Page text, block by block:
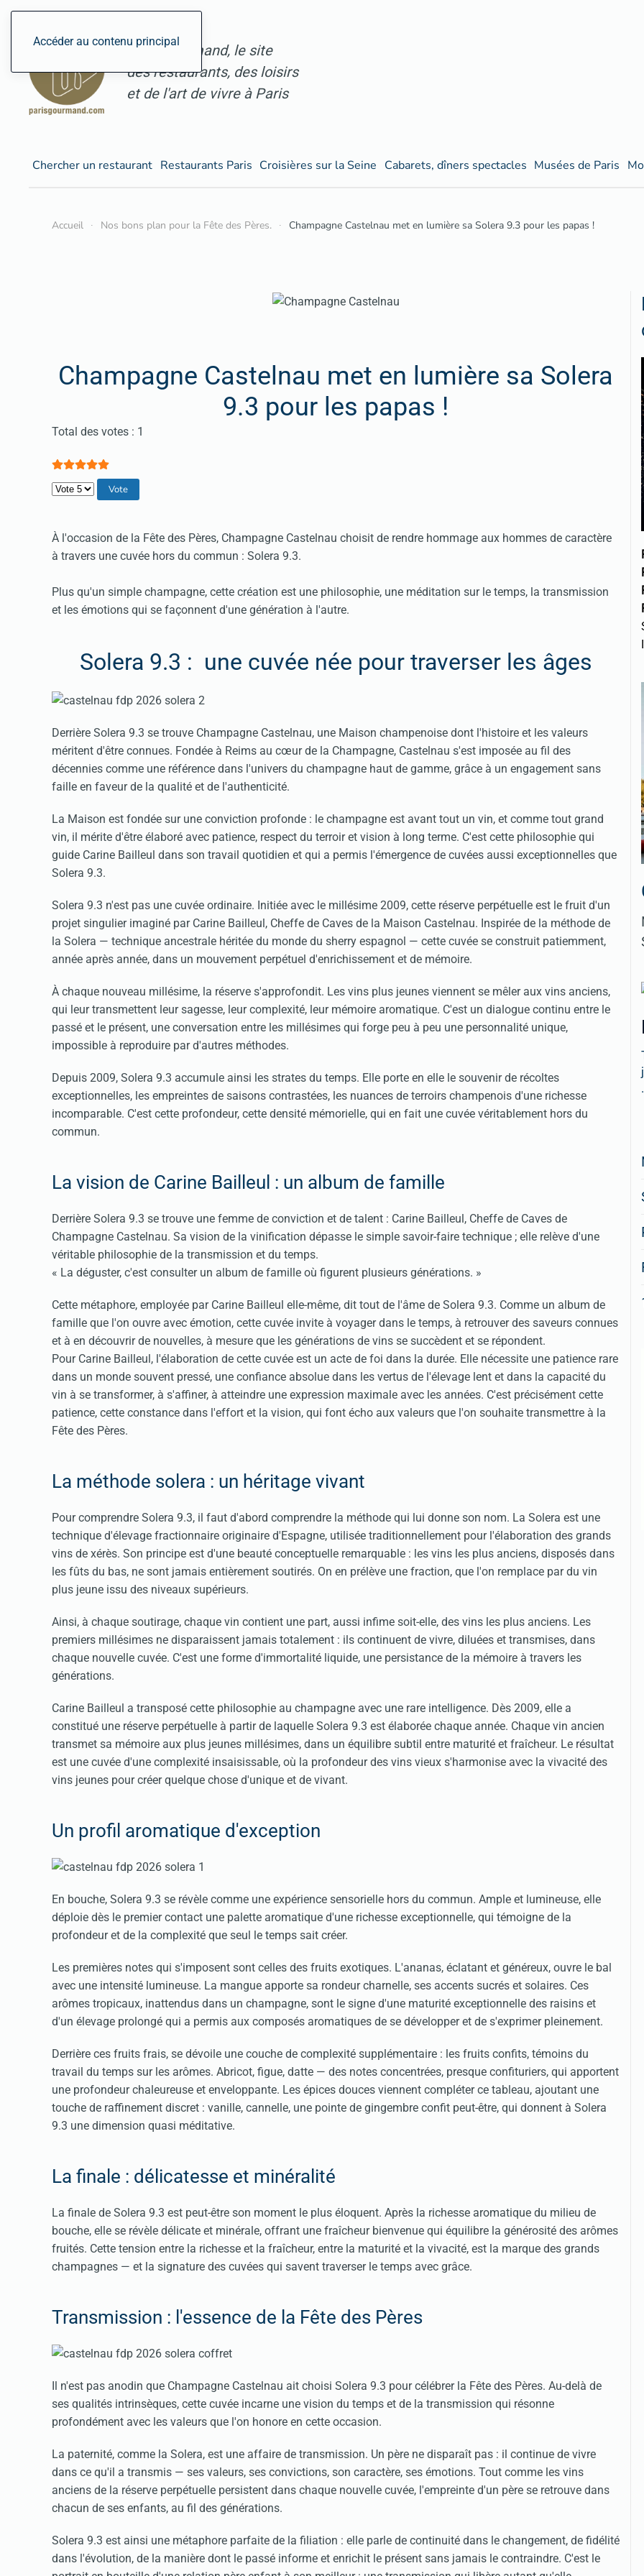
Accéder au contenu principal
ParisGourmand, le site
des restaurants, des loisirs
et de l'art de vivre à Paris
Chercher un restaurant Restaurants Paris Croisières sur la Seine Cabarets, dîners spectacles Musées de Paris
Accueil Nos bons plan pour la Fête des Pères. Champagne Castelnau met en lumière sa Solera 9.3 pour les papas !
Champagne Castelnau met en lumière sa Solera
9.3 pour les papas !
Vote utilisateur:5/
Total des votes : 1
Veuillez voter
À l'occasion de la Fête des Pères, Champagne Castelnau choisit de rendre hommage aux hommes de caractère
à travers une cuvée hors du commun : Solera 9.3.
Plus qu'un simple champagne, cette création est une philosophie, une méditation sur le temps, la transmission
et les émotions qui se façonnent d'une génération à l'autre.
Solera 9.3 : une cuvée née pour traverser les âges
Derrière Solera 9.3 se trouve Champagne Castelnau, une Maison champenoise dont l'histoire et les valeurs
méritent d'être connues. Fondée à Reims au cœur de la Champagne, Castelnau s'est imposée au fil des
décennies comme une référence dans l'univers du champagne haut de gamme, grâce à un engagement sans
faille en faveur de la qualité et de l'authenticité.
La Maison est fondée sur une conviction profonde : le champagne est avant tout un vin, et comme tout grand
vin, il mérite d'être élaboré avec patience, respect du terroir et vision à long terme. C'est cette philosophie qui
guide Carine Bailleul dans son travail quotidien et qui a permis l'émergence de cuvées aussi exceptionnelles que
Solera 9.3.
Solera 9.3 n'est pas une cuvée ordinaire. Initiée avec le millésime 2009, cette réserve perpétuelle est le fruit d'un
projet singulier imaginé par Carine Bailleul, Cheffe de Caves de la Maison Castelnau. Inspirée de la méthode de
la Solera — technique ancestrale héritée du monde du sherry espagnol — cette cuvée se construit patiemment,
année après année, dans un mouvement perpétuel d'enrichissement et de mémoire.
À chaque nouveau millésime, la réserve s'approfondit. Les vins plus jeunes viennent se mêler aux vins anciens,
qui leur transmettent leur sagesse, leur complexité, leur mémoire aromatique. C'est un dialogue continu entre le
passé et le présent, une conversation entre les millésimes qui forge peu à peu une personnalité unique,
impossible à reproduire par d'autres méthodes.
Depuis 2009, Solera 9.3 accumule ainsi les strates du temps. Elle porte en elle le souvenir de récoltes
exceptionnelles, les empreintes de saisons contrastées, les nuances de terroirs champenois d'une richesse
incomparable. C'est cette profondeur, cette densité mémorielle, qui en fait une cuvée véritablement hors du
commun.
La vision de Carine Bailleul : un album de famille
Derrière Solera 9.3 se trouve une femme de conviction et de talent : Carine Bailleul, Cheffe de Caves de
Champagne Castelnau. Sa vision de la vinification dépasse le simple savoir-faire technique ; elle relève d'une
véritable philosophie de la transmission et du temps.
« La déguster, c'est consulter un album de famille où figurent plusieurs générations. »
Cette métaphore, employée par Carine Bailleul elle-même, dit tout de l'âme de Solera 9.3. Comme un album de
famille que l'on ouvre avec émotion, cette cuvée invite à voyager dans le temps, à retrouver des saveurs connues
et à en découvrir de nouvelles, à mesure que les générations de vins se succèdent et se répondent.
Pour Carine Bailleul, l'élaboration de cette cuvée est un acte de foi dans la durée. Elle nécessite une patience rare
dans un monde souvent pressé, une confiance absolue dans les vertus de l'élevage lent et dans la capacité du
vin à se transformer, à s'affiner, à atteindre une expression maximale avec les années. C'est précisément cette
patience, cette constance dans l'effort et la vision, qui font écho aux valeurs que l'on souhaite transmettre à la
Fête des Pères.
La méthode solera : un héritage vivant
Pour comprendre Solera 9.3, il faut d'abord comprendre la méthode qui lui donne son nom. La Solera est une
technique d'élevage fractionnaire originaire d'Espagne, utilisée traditionnellement pour l'élaboration des grands
vins de xérès. Son principe est d'une beauté conceptuelle remarquable : les vins les plus anciens, disposés dans
les fûts du bas, ne sont jamais entièrement soutirés. On en prélève une fraction, que l'on remplace par du vin
plus jeune issu des niveaux supérieurs.
Ainsi, à chaque soutirage, chaque vin contient une part, aussi infime soit-elle, des vins les plus anciens. Les
premiers millésimes ne disparaissent jamais totalement : ils continuent de vivre, diluées et transmises, dans
chaque nouvelle cuvée. C'est une forme d'immortalité liquide, une persistance de la mémoire à travers les
générations.
Carine Bailleul a transposé cette philosophie au champagne avec une rare intelligence. Dès 2009, elle a
constitué une réserve perpétuelle à partir de laquelle Solera 9.3 est élaborée chaque année. Chaque vin ancien
transmet sa mémoire aux plus jeunes millésimes, dans un équilibre subtil entre maturité et fraîcheur. Le résultat
est une cuvée d'une complexité insaisissable, où la profondeur des vins vieux s'harmonise avec la vivacité des
vins jeunes pour créer quelque chose d'unique et de vivant.
Un profil aromatique d'exception
En bouche, Solera 9.3 se révèle comme une expérience sensorielle hors du commun. Ample et lumineuse, elle
déploie dès le premier contact une palette aromatique d'une richesse exceptionnelle, qui témoigne de la
profondeur et de la complexité que seul le temps sait créer.
Les premières notes qui s'imposent sont celles des fruits exotiques. L'ananas, éclatant et généreux, ouvre le bal
avec une intensité lumineuse. La mangue apporte sa rondeur charnelle, ses accents sucrés et solaires. Ces
arômes tropicaux, inattendus dans un champagne, sont le signe d'une maturité exceptionnelle des raisins et
d'un élevage prolongé qui a permis aux composés aromatiques de se développer et de s'exprimer pleinement.
Derrière ces fruits frais, se dévoile une couche de complexité supplémentaire : les fruits confits, témoins du
travail du temps sur les arômes. Abricot, figue, datte — des notes concentrées, presque confituriers, qui apportent
une profondeur chaleureuse et enveloppante. Les épices douces viennent compléter ce tableau, ajoutant une
touche de raffinement discret : vanille, cannelle, une pointe de gingembre confit peut-être, qui donnent à Solera
9.3 une dimension quasi méditative.
La finale : délicatesse et minéralité
La finale de Solera 9.3 est peut-être son moment le plus éloquent. Après la richesse aromatique du milieu de
bouche, elle se révèle délicate et minérale, offrant une fraîcheur bienvenue qui équilibre la générosité des arômes
fruités. Cette tension entre la richesse et la fraîcheur, entre la maturité et la vivacité, est la marque des grands
champagnes — et la signature des cuvées qui savent traverser le temps avec grâce.
Transmission : l'essence de la Fête des Pères
Il n'est pas anodin que Champagne Castelnau ait choisi Solera 9.3 pour célébrer la Fête des Pères. Au-delà de
ses qualités intrinsèques, cette cuvée incarne une vision du temps et de la transmission qui résonne
profondément avec les valeurs que l'on honore en cette occasion.
La paternité, comme la Solera, est une affaire de transmission. Un père ne disparaît pas : il continue de vivre
dans ce qu'il a transmis — ses valeurs, ses convictions, son caractère, ses émotions. Tout comme les vins
anciens de la réserve perpétuelle persistent dans chaque nouvelle cuvée, l'empreinte d'un père se retrouve dans
chacun de ses enfants, au fil des générations.
Solera 9.3 est ainsi une métaphore parfaite de la filiation : elle parle de continuité dans le changement, de fidélité
dans l'évolution, de la manière dont le passé informe et enrichit le présent sans jamais le contraindre. C'est le